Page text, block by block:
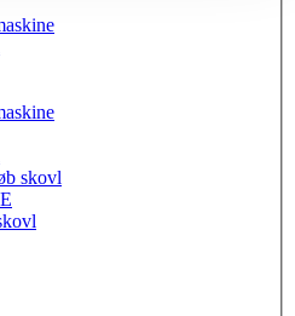
skovl